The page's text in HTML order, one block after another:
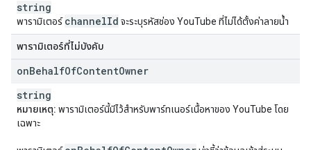
string
พารามิเตอร์channelId จะระบุรหัสช่อง YouTube ที่ไม่ได้ตั้งค่าลายน้ำ
พารามิเตอร์ที่ไม่บังคับ
onBehalfOfContentOwner
string
หมายเหตุ: พารามิเตอร์นี้มีไว้สำหรับพาร์ทเนอร์เนื้อหาของ YouTube โดย
เฉพาะ